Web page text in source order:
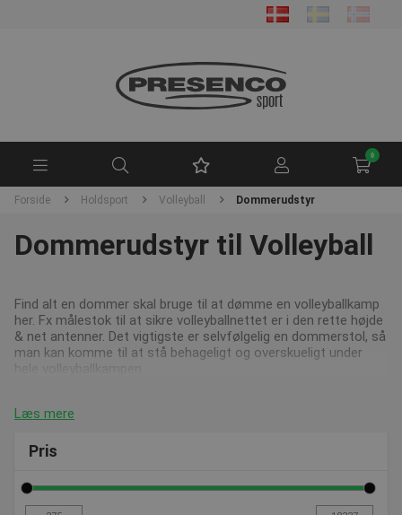
0
Forside Holdsport Volleyball Dommerudstyr
Dommerudstyr til Volleyball
Find alt en dommer skal bruge til at dømme en volleyballkamp
her. Fx målestok til at sikre volleyballnettet er i den rette højde
& net antenner. Det vigtigste er selvfølgelig en dommerstol, så
man kan komme til at stå behageligt og overskueligt under
Læs mere
Pris